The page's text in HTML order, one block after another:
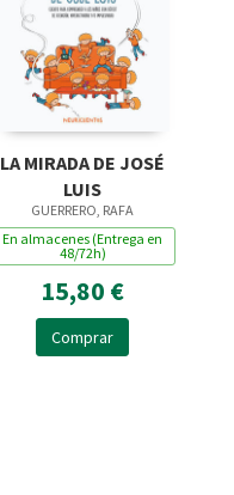
LA MIRADA DE JOSÉ
LUIS
GUERRERO, RAFA
En almacenes (Entrega en
48/72h)
15,80 €
Comprar